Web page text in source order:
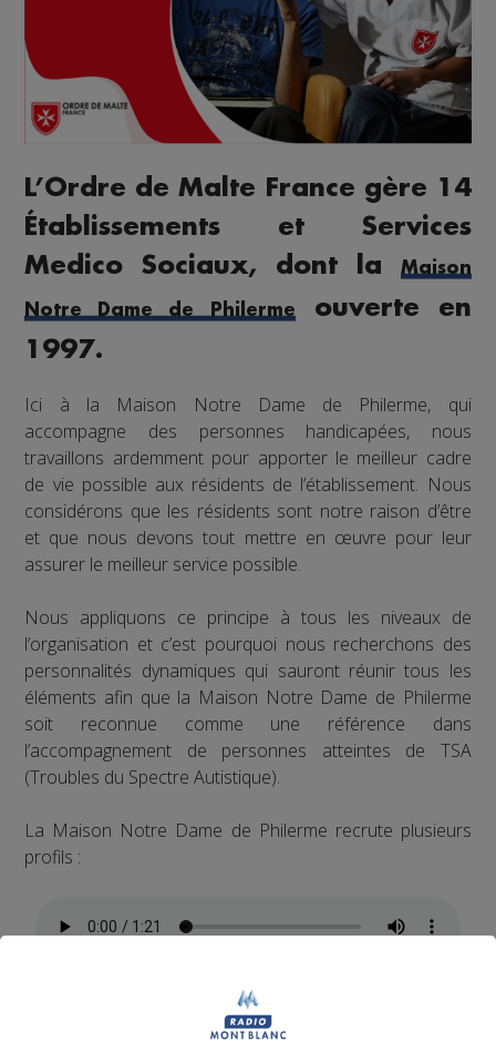
L’Ordre de Malte France gère 14
Établissements et Services
Medico Sociaux, dont la
Maison
Notre Dame de Philerme
ouverte en
1997.
Ici à la Maison Notre Dame de Philerme, qui
accompagne des personnes handicapées, nous
travaillons ardemment pour apporter le meilleur cadre
de vie possible aux résidents de l’établissement. Nous
considérons que les résidents sont notre raison d’être
et que nous devons tout mettre en œuvre pour leur
assurer le meilleur service possible.
Nous appliquons ce principe à tous les niveaux de
l’organisation et c’est pourquoi nous recherchons des
personnalités dynamiques qui sauront réunir tous les
éléments afin que la Maison Notre Dame de Philerme
soit reconnue comme une référence dans
l’accompagnement de personnes atteintes de TSA
(Troubles du Spectre Autistique).
La Maison Notre Dame de Philerme recrute plusieurs
profils :
1 Accompagnant Éducatif et Social ou